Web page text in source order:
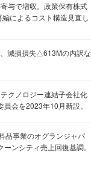
与で増収。政策保有株式
によるコスト構造見直し
減損損失△613Mの内訳な
クノロジー連結子会社化
会を2023年10月新設。
品事業のオグランジャパ
ンシティ売上回復基調。